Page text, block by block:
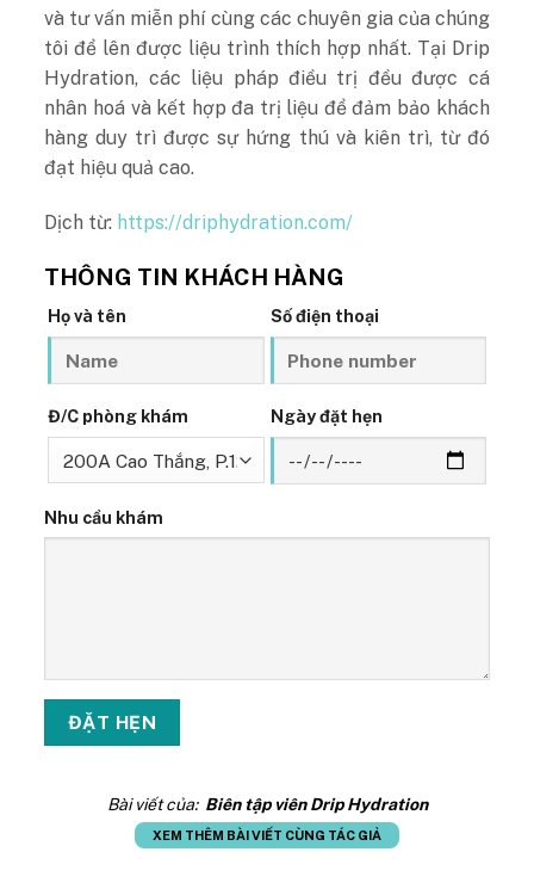
và tư vấn miễn phí cùng các chuyên gia của chúng
tôi để lên được liệu trình thích hợp nhất. Tại Drip
Hydration, các liệu pháp điều trị đều được cá
nhân hoá và kết hợp đa trị liệu để đảm bảo khách
hàng duy trì được sự hứng thú và kiên trì, từ đó
đạt hiệu quả cao.
Dịch từ: https://driphydration.com/
THÔNG TIN KHÁCH HÀNG
Họ và tên Số điện thoại
Đ/C phòng khám Ngày đặt hẹn
Nhu cầu khám
Bài viết của: Biên tập viên Drip Hydration
XEM THÊM BÀI VIẾT CÙNG TÁC GIẢ